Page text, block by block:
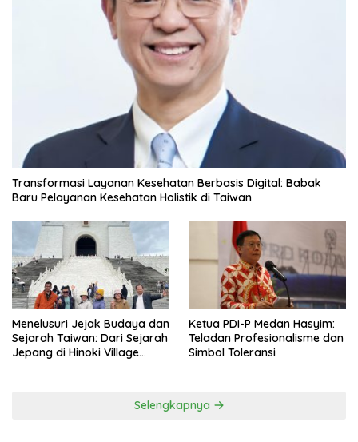
Transformasi Layanan Kesehatan Berbasis Digital: Babak
Baru Pelayanan Kesehatan Holistik di Taiwan
Menelusuri Jejak Budaya dan
Sejarah Taiwan: Dari Sejarah
Jepang di Hinoki Village
Ketua PDI-P Medan Hasyim:
Teladan Profesionalisme dan
Simbol Toleransi
Selengkapnya